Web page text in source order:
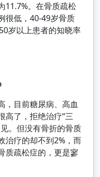
11.7%。在骨质疏松
很低，40-49岁骨质
岁以上患者的知晓率
，目前糖尿病、高血
高了，拒绝治疗“三
。但没有骨折的骨质
治疗的却不到2%，而
质疏松症的，更是寥